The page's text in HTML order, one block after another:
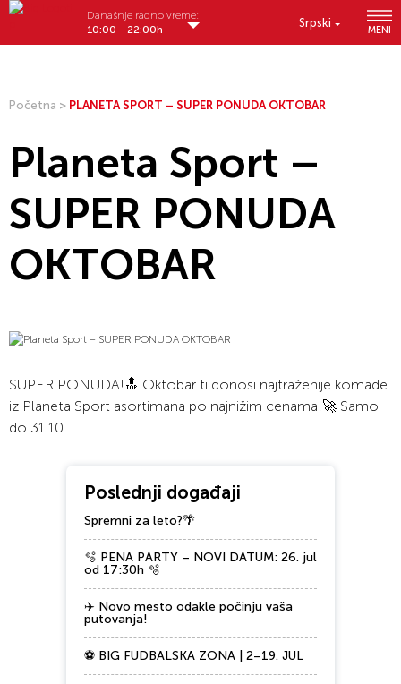
Srpski
MENI
Današnje radno vreme:
10:00 - 22:00h
Početna > PLANETA SPORT – SUPER PONUDA OKTOBAR
Planeta Sport –
SUPER PONUDA
OKTOBAR
SUPER PONUDA!🔝⁠ Oktobar ti donosi najtraženije komade
iz Planeta Sport asortimana po najnižim cenama!🚀 Samo
do 31.10.
Poslednji događaji
Spremni za leto?🌴
🫧 PENA PARTY – NOVI DATUM: 26. jul
od 17:30h 🫧
✈️ Novo mesto odakle počinju vaša
putovanja!
⚽ BIG FUDBALSKA ZONA | 2–19. JUL